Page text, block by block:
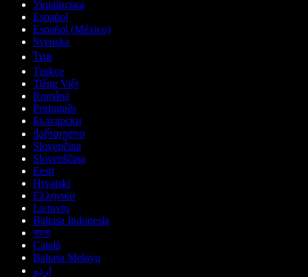
Українська
Español
Español (México)
Svenska
ไทย
Türkçe
Tiếng Việt
Română
Português
Български
ქართული
Slovenčina
Slovenščina
Eesti
Hrvatski
Ελληνικά
Lietuvių
Bahasa Indonesia
বাংলা
Català
Bahasa Melayu
اردو